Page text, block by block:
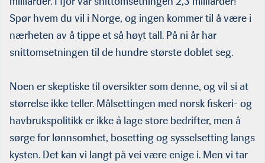
Spør hvem du vil i Norge, og ingen kommer til å være i
nærheten av å tippe et så høyt tall. På ni år har
snittomsetningen til de hundre største doblet seg.
Noen er skeptiske til oversikter som denne, og vil si at
størrelse ikke teller. Målsettingen med norsk fiskeri- og
hav­brukspolitikk er ikke å lage store bedrifter, men å
sørge for lønnsomhet, bosetting og sysselsetting langs
kysten. Det kan vi langt på vei være enige i. Men vi tar